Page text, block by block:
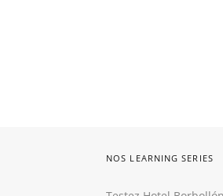
NOS LEARNING SERIES